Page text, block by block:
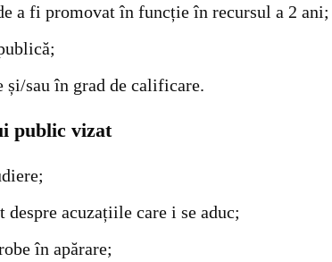
a fi promovat în funcție în recursul a 2 ani;
și/sau în grad de calificare.
public vizat
acuzațiile care i se aduc;
în apărare;